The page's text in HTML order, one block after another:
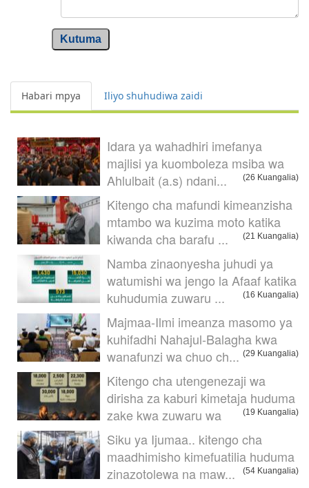
Kutuma
Habari mpya Iliyo shuhudiwa zaidi
Idara ya wahadhiri imefanya
majlisi ya kuomboleza msiba wa
Ahlulbait (a.s) ndani...
(26 Kuangalia)
Kitengo cha mafundi kimeanzisha
mtambo wa kuzima moto katika
kiwanda cha barafu ...
(21 Kuangalia)
Namba zinaonyesha juhudi ya
watumishi wa jengo la Afaaf katika
kuhudumia zuwaru ...
(16 Kuangalia)
Majmaa-Ilmi imeanza masomo ya
kuhifadhi Nahajul-Balagha kwa
wanafunzi wa chuo ch... (29 Kuangalia)
Kitengo cha utengenezaji wa
dirisha za kaburi kimetaja huduma
zake kwa zuwaru wa
(19 Kuangalia)
Siku ya Ijumaa.. kitengo cha
maadhimisho kimefuatilia huduma
zinazotolewa na maw...
(54 Kuangalia)